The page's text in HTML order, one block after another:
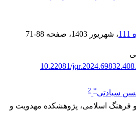
، شهریور 1403 ، صفحه 71-88
10.22081/
سیادتی*
2
و فرهنگ اسلامی، پژوهشکده مهدویت و